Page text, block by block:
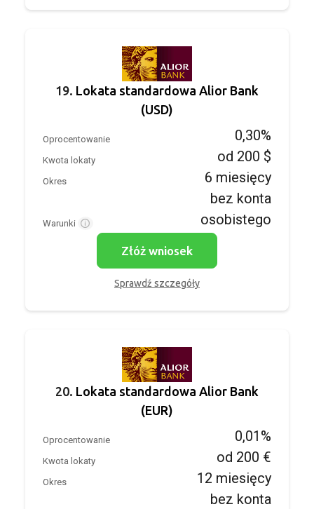
19. Lokata standardowa Alior Bank
(USD)
Oprocentowanie 0,30%
Kwota lokaty od 200 $
Okres 6 miesięcy
Warunki
bez konta
osobistego
Złóż wniosek
Sprawdź szczegóły
20. Lokata standardowa Alior Bank
(EUR)
Oprocentowanie 0,01%
Kwota lokaty od 200 €
Okres 12 miesięcy
bez konta